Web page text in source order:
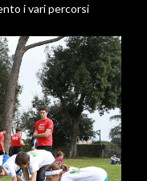
i vari percorsi